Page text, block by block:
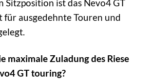
Sitzposition ist das Nevo4 GT
ausgedehnte Touren und
maximale Zuladung des Riese
GT touring?